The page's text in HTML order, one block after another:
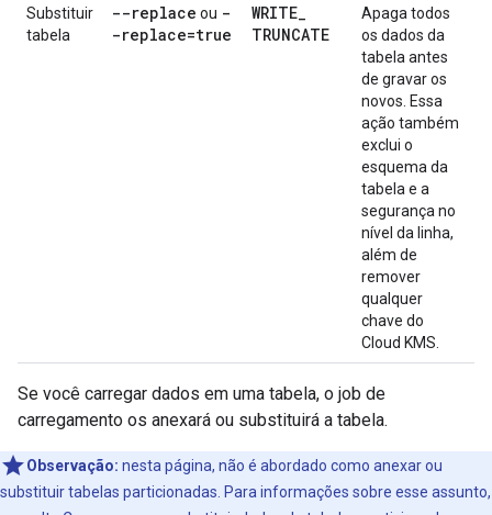
Substituir
tabela
--replace ou -
-replace=true
WRITE_
TRUNCATE
Apaga todos
os dados da
tabela antes
de gravar os
novos. Essa
ação também
exclui o
esquema da
tabela e a
segurança no
nível da linha,
além de
remover
qualquer
chave do
Cloud KMS.
Se você carregar dados em uma tabela, o job de
carregamento os anexará ou substituirá a tabela.
Observação: nesta página, não é abordado como anexar ou
substituir tabelas particionadas. Para informações sobre esse assunto,